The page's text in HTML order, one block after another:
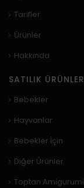
Tarifler
Ürünler
Hakkında
SATILIK ÜRÜNLER
Bebekler
Hayvanlar
Bebekler İçin
Diğer Ürünler
Toptan Amigurumi